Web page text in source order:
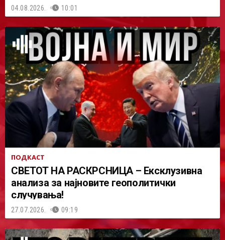
04.08.2026. 10:01
ПОДКАСТ
СВЕТОТ НА РАСКРСНИЦА – Ексклузивна
анализа за најновите геополитички
случувања!
27.07.2026. 09:19